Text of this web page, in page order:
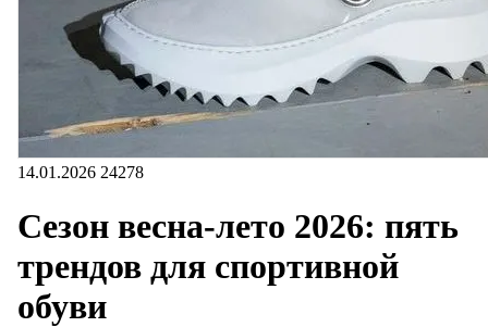
14.01.2026 24278
Сезон весна-лето 2026: пять
трендов для спортивной
обуви